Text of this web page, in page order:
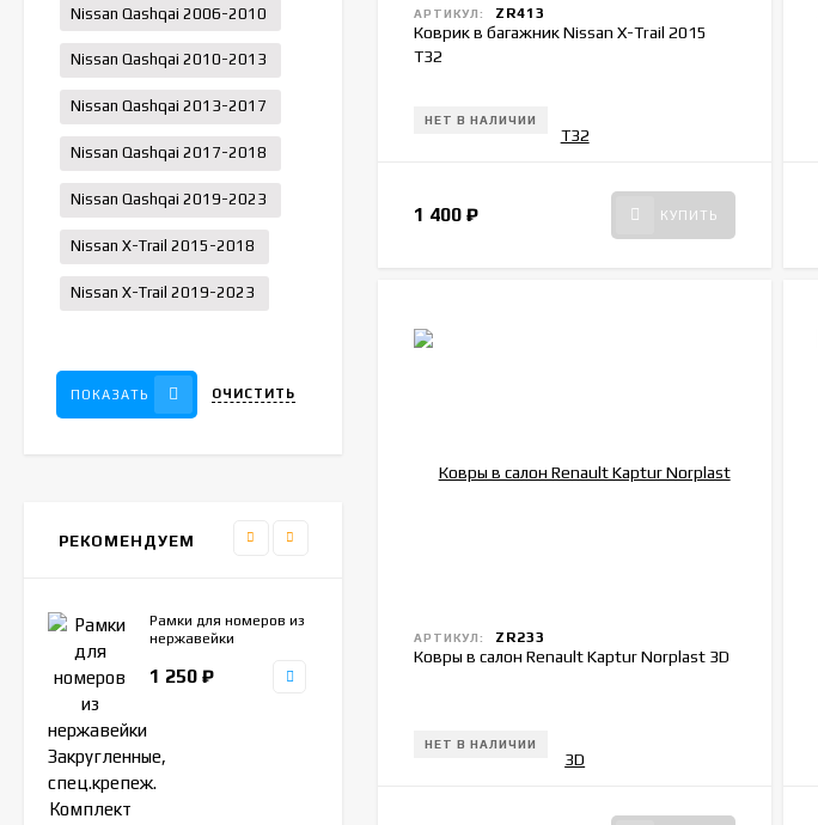
АРТИКУЛ: ZR413
Коврик в багажник Nissan X-Trail 2015
T32
НЕТ В НАЛИЧИИ
1 400 ₽ КУПИТЬ
АРТИКУЛ: ZR233
Ковры в салон Renault Kaptur Norplast 3D
НЕТ В НАЛИЧИИ
Nissan Qashqai 2006-2010
Nissan Qashqai 2010-2013
Nissan Qashqai 2013-2017
Nissan Qashqai 2017-2018
Nissan Qashqai 2019-2023
Nissan X-Trail 2015-2018
Nissan X-Trail 2019-2023
ПОКАЗАТЬ ОЧИСТИТЬ
РЕКОМЕНДУЕМ
Рамки для номеров из
нержавейки
спец.крепеж. Комплект
1 250 ₽